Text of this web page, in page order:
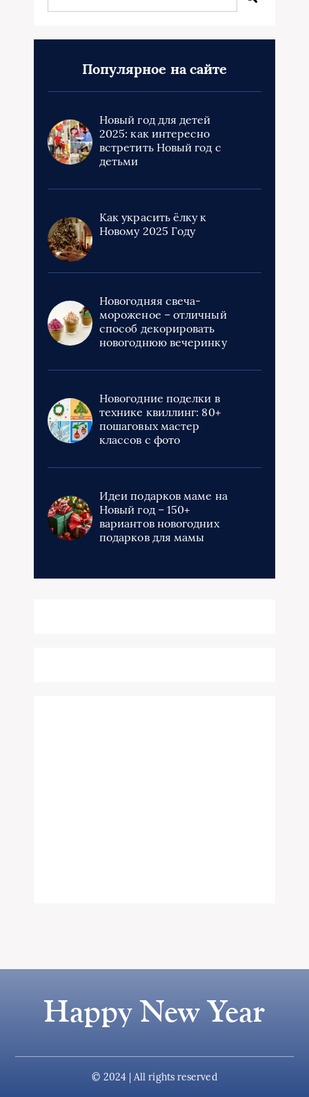
Популярное на сайте
Новый год для детей
2025: как интересно
встретить Новый год с
детьми
Как украсить ёлку к
Новому 2025 Году
Новогодняя свеча-
мороженое – отличный
способ декорировать
новогоднюю вечеринку
Новогодние поделки в
технике квиллинг: 80+
пошаговых мастер
классов с фото
Идеи подарков маме на
Новый год – 150+
вариантов новогодних
подарков для мамы
Happy New Year
© 2024 | All rights reserved